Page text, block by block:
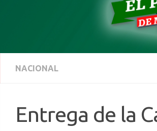
NACIONAL
Entrega de la